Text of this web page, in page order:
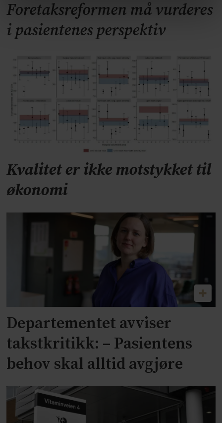
Foretaksreformen må vurderes
i pasientenes perspektiv
Kvalitet er ikke motstykket til
økonomi
Departementet avviser
takstkritikk: – Pasientens
behov skal alltid avgjøre